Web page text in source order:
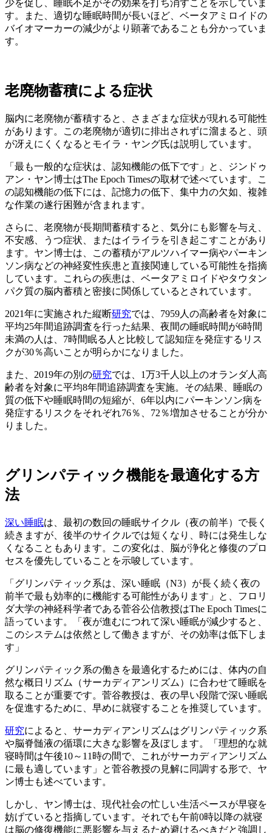
少を促し、睡眠不足がその効果を打ち消すことを示していま
す。また、適切な睡眠時間が長いほど、ベータアミロイドの
バイオマーカーの減少がより顕著であることも分かっていま
す。
老廃物蓄積による症状
脳内に老廃物が蓄積すると、さまざまな症状が現れる可能性
があります。この老廃物が適切に排出されずに溜まると、頭
が冴えにくくなるとモイラ・ヤング氏は説明しています。
「最も一般的な症状は、認知機能の低下です」と、ジンドゥ
アン・ヤン博士はThe Epoch Timesの取材で述べています。こ
の認知機能の低下には、記憶力の低下、集中力の欠如、複雑
な作業の遂行困難が含まれます。
さらに、老廃物が長期間蓄積すると、気分にも影響を与え、
不安感、うつ症状、またはイライラを引き起こすことがあり
ます。ヤン博士は、この蓄積がアルツハイマー病やパーキン
ソン病などの神経変性疾患と直接関連している可能性を指摘
しています。これらの疾患は、ベータアミロイドやタウタン
パク質の脳内蓄積と密接に関係しているとされています。
2021年に実施された縦断研究では、7959人の高齢者を対象に
平均25年間追跡調査を行った結果、夜間の睡眠時間が6時間
未満の人は、7時間眠る人と比較して認知症を発症するリス
クが30％高いことが明らかになりました。
また、2019年の別の研究では、1万3千人以上のオランダ人高
齢者を対象に平均8年間追跡調査を実施。その結果、睡眠の
質の低下や睡眠時間の短縮が、6年以内にパーキンソン病を
発症するリスクをそれぞれ76％、72％増加させることが分か
りました。
グリンパティック機能を最適化する方
法
深い睡眠は、最初の数回の睡眠サイクル（夜の前半）で長く
続きますが、後半のサイクルでは短くなり、時には発生しな
くなることもあります。この変化は、脳が浄化と修復のプロ
セスを優先していることを示唆しています。
「グリンパティック系は、深い睡眠（N3）が長く続く夜の
前半で最も効率的に機能する可能性があります」と、フロリ
ダ大学の神経科学者である菅谷公信教授はThe Epoch Timesに
語っています。「夜が進むにつれて深い睡眠が減少すると、
このシステムは依然として働きますが、その効率は低下しま
す」
グリンパティック系の働きを最適化するためには、体内の自
然な概日リズム（サーカディアンリズム）に合わせて睡眠を
取ることが重要です。菅谷教授は、夜の早い段階で深い睡眠
を促進するために、早めに就寝することを推奨しています。
研究によると、サーカディアンリズムはグリンパティック系
や脳脊髄液の循環に大きな影響を及ぼします。「理想的な就
寝時間は午後10～11時の間で、これがサーカディアンリズム
に最も適しています」と菅谷教授の見解に同調する形で、ヤ
ン博士も述べています。
しかし、ヤン博士は、現代社会の忙しい生活ペースが早寝を
妨げていると指摘しています。それでも午前0時以降の就寝
は脳の修復機能に悪影響を与えるため避けるべきだと強調し